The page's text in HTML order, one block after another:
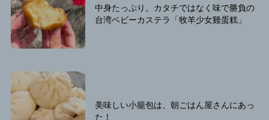
中身たっぷり。カタチではなく味で勝負の
台湾ベビーカステラ「牧羊少女雞蛋糕」
美味しい小籠包は、朝ごはん屋さんにあっ
た！